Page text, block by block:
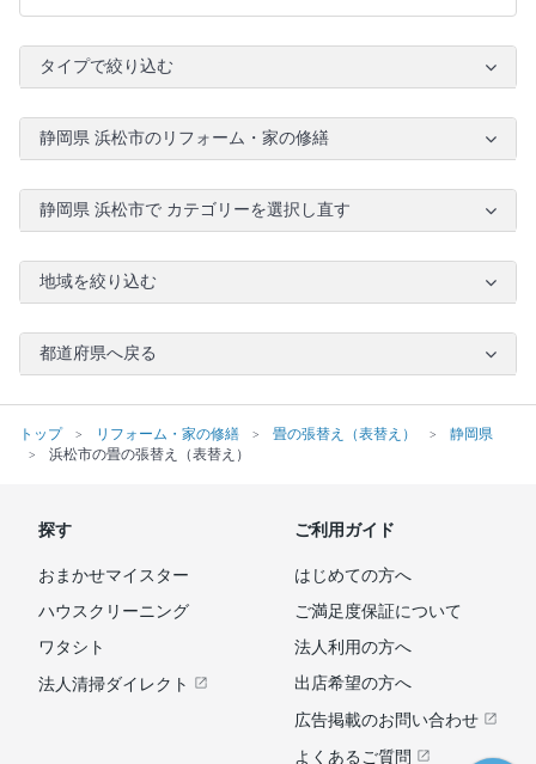
タイプで絞り込む
静岡県 浜松市のリフォーム・家の修繕
静岡県 浜松市で カテゴリーを選択し直す
地域を絞り込む
都道府県へ戻る
トップ リフォーム・家の修繕 畳の張替え（表替え）
静岡県
浜松市の畳の張替え（表替え）
探す
おまかせマイスター
ハウスクリーニング
ワタシト
法人清掃ダイレクト
ご利用ガイド
はじめての方へ
ご満足度保証について
法人利用の方へ
出店希望の方へ
広告掲載のお問い合わせ
よくあるご質問